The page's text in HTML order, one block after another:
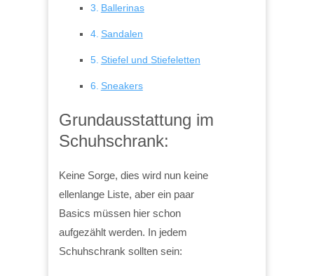
Ballerinas
Sandalen
Stiefel und Stiefeletten
Sneakers
Grundausstattung im
Schuhschrank:
Keine Sorge, dies wird nun keine
ellenlange Liste, aber ein paar
Basics müssen hier schon
aufgezählt werden. In jedem
Schuhschrank sollten sein: